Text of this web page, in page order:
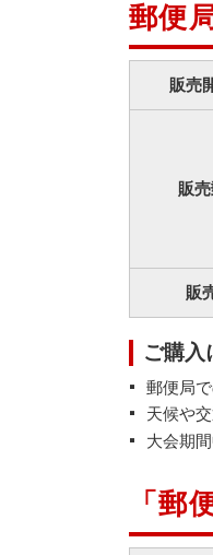
郵便
販売
販
販
ご購入
郵便局
天候や
大会期
「郵